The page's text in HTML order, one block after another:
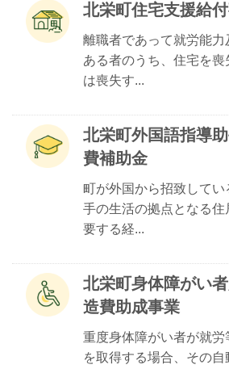
北栄町住宅支援給
離職者であって就労能
ある者のうち、住宅を喪
は喪失す...
北栄町外国語指導
費補助金
町が外国から招致してい
手の生活の拠点となる住
要する経...
北栄町身体障がい
造費助成事業
重度身体障がい者が就
を取得する場合、その